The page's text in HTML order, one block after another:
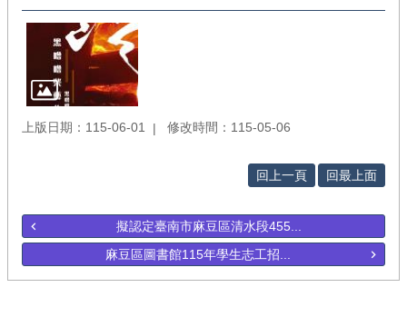
上版日期：115-06-01 修改時間：115-05-06
回上一頁 回最上面
擬認定臺南市麻豆區清水段455...
麻豆區圖書館115年學生志工招...